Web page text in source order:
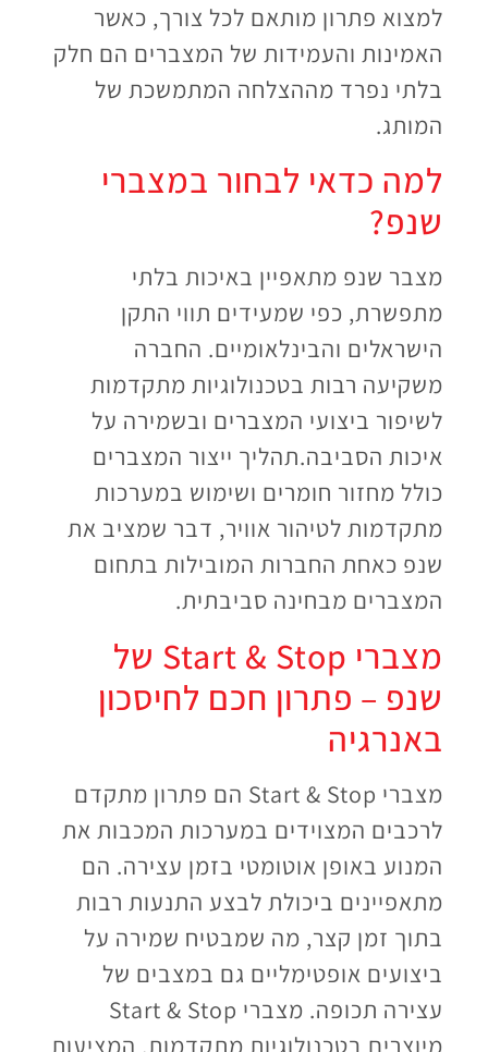
למצוא פתרון מותאם לכל צורך, כאשר
האמינות והעמידות של המצברים הם חלק
בלתי נפרד מההצלחה המתמשכת של
המותג.
למה כדאי לבחור במצברי
שנפ?
מצבר שנפ מתאפיין באיכות בלתי
מתפשרת, כפי שמעידים תווי התקן
הישראלים והבינלאומיים. החברה
משקיעה רבות בטכנולוגיות מתקדמות
לשיפור ביצועי המצברים ובשמירה על
איכות הסביבה.תהליך ייצור המצברים
כולל מחזור חומרים ושימוש במערכות
מתקדמות לטיהור אוויר, דבר שמציב את
שנפ כאחת החברות המובילות בתחום
המצברים מבחינה סביבתית.
מצברי Start & Stop של
שנפ – פתרון חכם לחיסכון
באנרגיה
מצברי Start & Stop הם פתרון מתקדם
לרכבים המצוידים במערכות המכבות את
המנוע באופן אוטומטי בזמן עצירה. הם
מתאפיינים ביכולת לבצע התנעות רבות
בתוך זמן קצר, מה שמבטיח שמירה על
ביצועים אופטימליים גם במצבים של
עצירה תכופה. מצברי Start & Stop
מיוצרים בטכנולוגיות מתקדמות, המציעות